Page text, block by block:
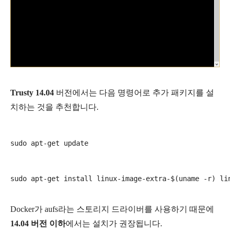
Trusty 14.04 버전에서는 다음 명령어로 추가 패키지를 설
치하는 것을 추천합니다.
Docker가 aufs라는 스토리지 드라이버를 사용하기 때문에
14.04 버전 이하에서는 설치가 권장됩니다.